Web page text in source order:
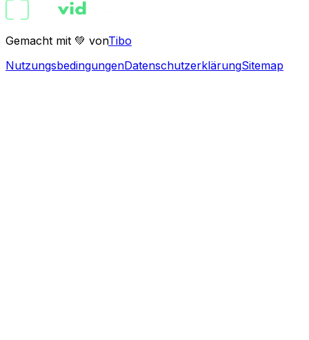
Gemacht mit 💚 vonTibo
NutzungsbedingungenDatenschutzerklärungSitemap